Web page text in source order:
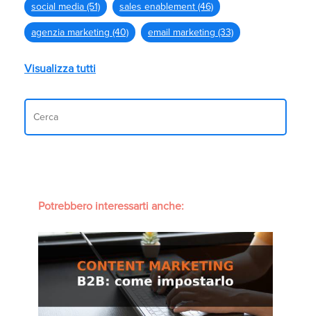
social media (51) sales enablement (46)
agenzia marketing (40) email marketing (33)
Visualizza tutti
Potrebbero interessarti anche: